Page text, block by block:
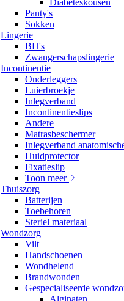
Diabeteskousen
Panty's
Sokken
Lingerie
BH's
Zwangerschapslingerie
Incontinentie
Onderleggers
Luierbroekje
Inlegverband
Incontinentieslips
Andere
Matrasbeschermer
Inlegverband
Huidprotector
Fixatieslip
Toon meer
Thuiszorg
Batterijen
Toebehoren
Steriel materiaal
Wondzorg
Vilt
Handschoenen
Wondhelend
Brandwonden
Gespecialiseerde
Alginaten